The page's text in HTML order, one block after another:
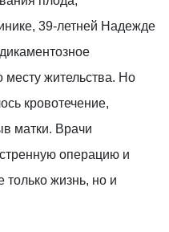
39-летней Надежде
жительства. Но
кровотечение,
матки. Врачи
операцию и
жизнь, но и